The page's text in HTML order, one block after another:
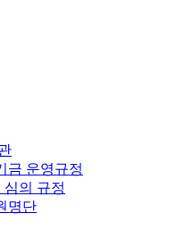
금 운영규정
심의 규정
명단